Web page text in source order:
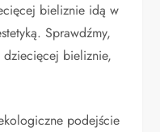
bieliznie idą w
Sprawdźmy,
dziecięcej bieliznie,
podejście